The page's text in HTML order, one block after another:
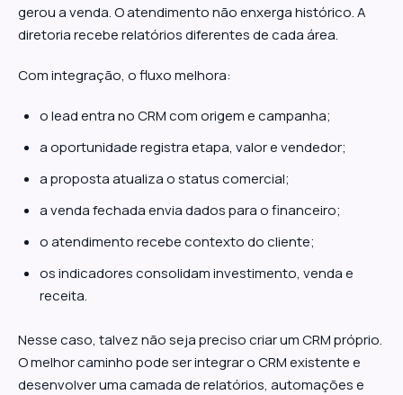
gerou a venda. O atendimento não enxerga histórico. A
diretoria recebe relatórios diferentes de cada área.
Com integração, o fluxo melhora:
o lead entra no CRM com origem e campanha;
a oportunidade registra etapa, valor e vendedor;
a proposta atualiza o status comercial;
a venda fechada envia dados para o financeiro;
o atendimento recebe contexto do cliente;
os indicadores consolidam investimento, venda e
receita.
Nesse caso, talvez não seja preciso criar um CRM próprio.
O melhor caminho pode ser integrar o CRM existente e
desenvolver uma camada de relatórios, automações e